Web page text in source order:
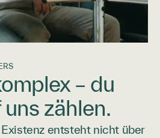
– du
zählen.
entsteht nicht über